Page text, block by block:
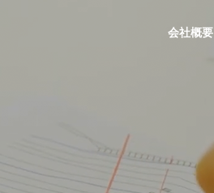
会社概要